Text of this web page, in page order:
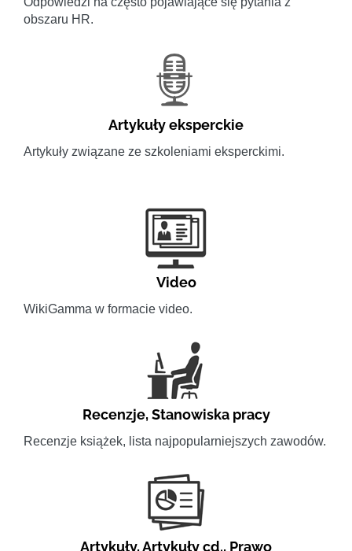
obszaru HR.
Artykuły eksperckie
Artykuły związane ze szkoleniami eksperckimi.
Video
WikiGamma w formacie video.
Recenzje,Stanowiska pracy
Recenzje książek, lista najpopularniejszych zawodów.
Artykuły,Artykuły cd., Prawo